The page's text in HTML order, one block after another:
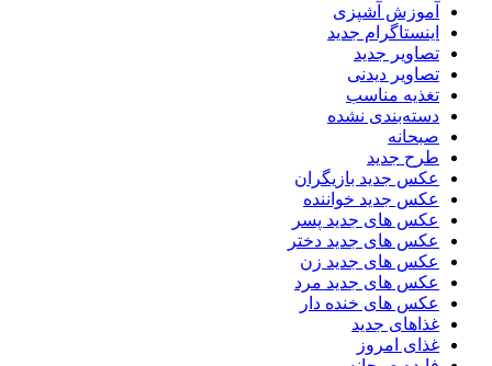
آموزش آشپزی
اینستاگرام جدید
تصاویر جدید
تصاویر دیدنی
تغذیه مناسب
دسته‌بندی نشده
صبحانه
طرح جدید
عکس جدید بازیگران
عکس جدید خواننده
عکس های جدید پسر
عکس های جدید دختر
عکس های جدید زن
عکس های جدید مرد
عکس های خنده دار
غذاهای جدید
غذای امروز